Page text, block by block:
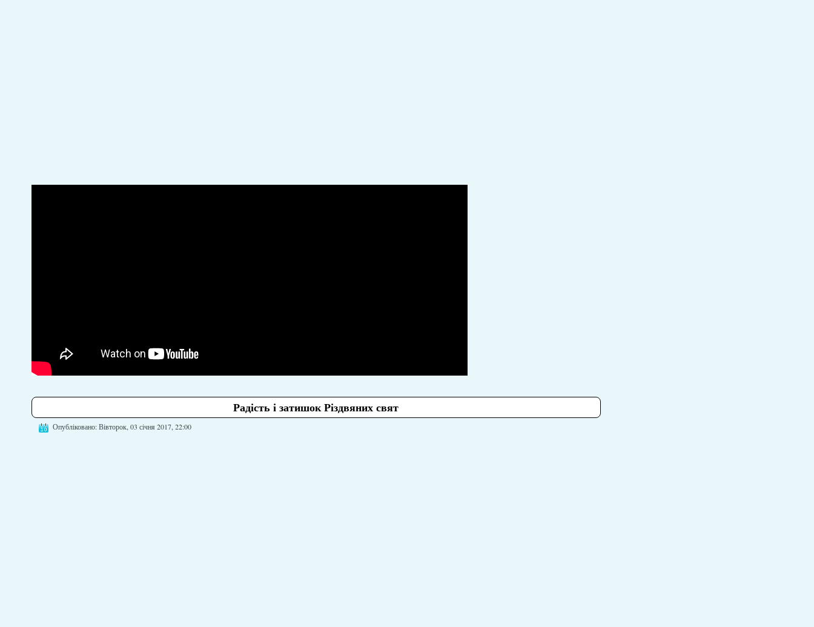
Радість і затишок Різдвяних свят
Опубліковано: Вівторок, 03 січня 2017, 22:00